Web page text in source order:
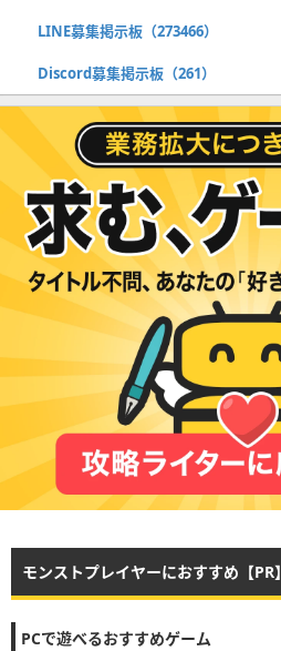
LINE募集掲示板（273466）
Discord募集掲示板（261）
モンストプレイヤーにおすすめ【PR】
PCで遊べるおすすめゲーム